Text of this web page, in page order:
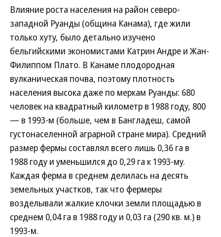
Влияние роста населения на район северо-
западной Руанды (община Канама), где жили
только хуту, было детально изучено
бельгийскими экономистами Катрин Андре и Жан-
Филиппом Плато. В Канаме плодородная
вулканическая почва, поэтому плотность
населения высока даже по меркам Руанды: 680
человек на квадратный километр в 1988 году, 800
— в 1993-м (больше, чем в Бангладеш, самой
густонаселенной аграрной стране мира). Средний
размер фермы составлял всего лишь 0,36 га в
1988 году и уменьшился до 0,29 га к 1993-му.
Каждая ферма в среднем делилась на десять
земельных участков, так что фермеры
возделывали жалкие клочки земли площадью в
среднем 0,04 га в 1988 году и 0,03 га (290 кв. м.) в
1993-м.